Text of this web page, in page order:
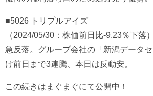
■5026 トリプルアイズ
（2024/05/30：株価前日比-9.23％下落）
急反落。グループ会社の「新潟データ
け前日まで3連騰、本日は反動安。
この続きはまぐまぐにて公開中！